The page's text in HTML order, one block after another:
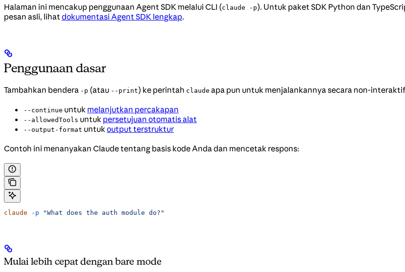
Halaman ini mencakup penggunaan Agent SDK melalui CLI (claude -p). Untuk paket SDK Python dan
pesan asli, lihatdokumentasi Agent SDK lengkap.
Penggunaan dasar
Tambahkan bendera -p (atau --print) ke perintah claude apa pun untuk menjalankannya secara non-
--continue untuk melanjutkan percakapan
--allowedTools untuk persetujuan otomatis alat
--output-format untukoutput terstruktur
Contoh ini menanyakan Claude tentang basis kode Anda dan mencetak respons:
claude -p "What does the auth module do?"
Mulai lebih cepat dengan bare mode